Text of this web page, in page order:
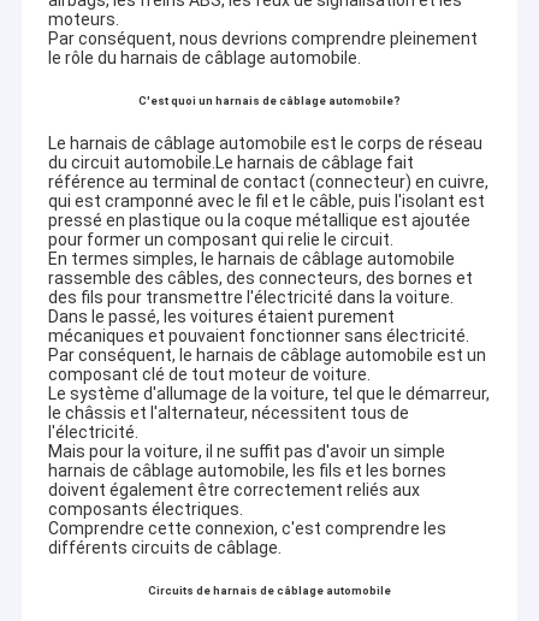
moteurs.
Par conséquent, nous devrions comprendre pleinement
le rôle du harnais de câblage automobile.
C'est quoi un harnais de câblage automobile?
Le harnais de câblage automobile est le corps de réseau
du circuit automobile.Le harnais de câblage fait
référence au terminal de contact (connecteur) en cuivre,
qui est cramponné avec le fil et le câble, puis l'isolant est
pressé en plastique ou la coque métallique est ajoutée
pour former un composant qui relie le circuit.
En termes simples, le harnais de câblage automobile
rassemble des câbles, des connecteurs, des bornes et
des fils pour transmettre l'électricité dans la voiture.
Dans le passé, les voitures étaient purement
mécaniques et pouvaient fonctionner sans électricité.
Par conséquent, le harnais de câblage automobile est un
composant clé de tout moteur de voiture.
Le système d'allumage de la voiture, tel que le démarreur,
le châssis et l'alternateur, nécessitent tous de
l'électricité.
Mais pour la voiture, il ne suffit pas d'avoir un simple
harnais de câblage automobile, les fils et les bornes
doivent également être correctement reliés aux
composants électriques.
Comprendre cette connexion, c'est comprendre les
différents circuits de câblage.
Circuits de harnais de câblage automobile